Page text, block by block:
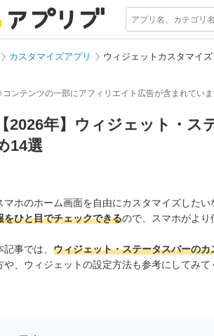
カスタマイズアプリ ウィジェットカスタマイ
ンテンツの一部にアフィリエイト広告が含まれてい
【2026年】ウィジェット・
14選
マホのホーム画面を自由にカスタマイズした
をひと目でチェックできるので、スマホがよ
記事では、ウィジェット・ステータスバーの
や、ウィジェットの設定方法も参考にしてみて